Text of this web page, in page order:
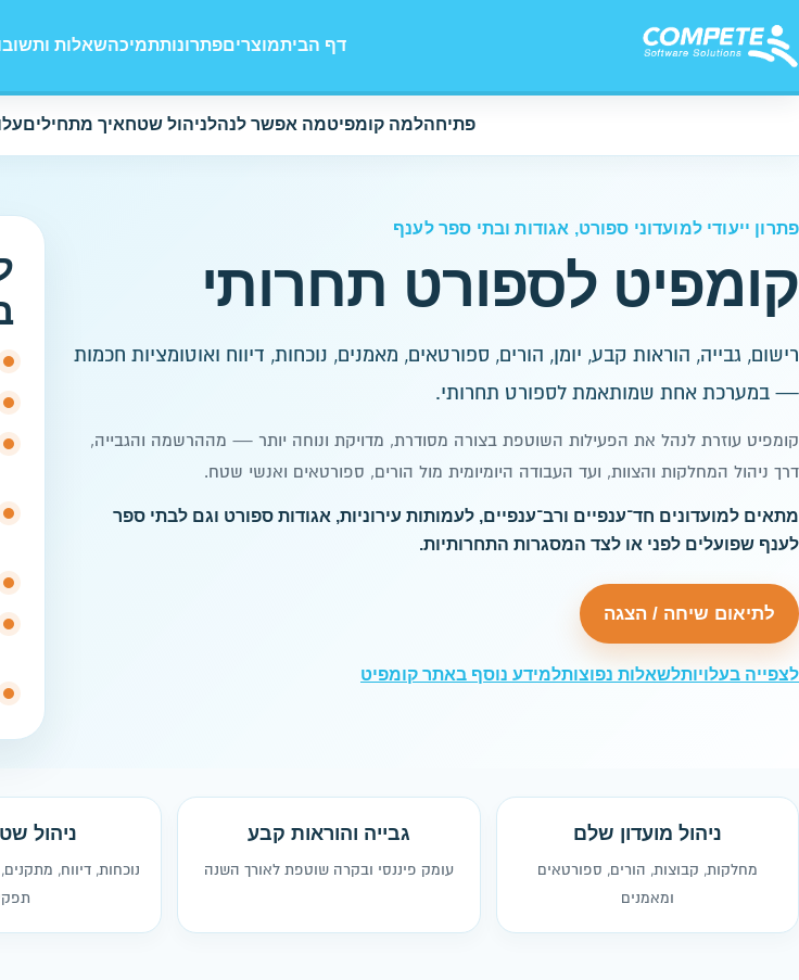
דף הביתמוצריםפתרונותתמיכהשאלות
פתיחהלמה קומפיטמה אפשר לנהלניהול שטחאיך מתחילים
פתרון ייעודי למועדוני ספורט, אגודות ובתי ספר לענף
קומפיט לספורט תחרותי
רישום, גבייה, הוראות קבע, יומן, הורים, ספורטאים, מאמנים, נוכחות, דיווח ואוטומציות חכמות
— במערכת אחת שמותאמת לספורט תחרותי.
קומפיט עוזרת לנהל את הפעילות השוטפת בצורה מסודרת, מדויקת ונוחה יותר — מההרשמה והגבייה,
דרך ניהול המחלקות והצוות, ועד העבודה היומיומית מול הורים, ספורטאים ואנשי שטח.
מתאים למועדונים חד־ענפיים ורב־ענפיים, לעמותות עירוניות, אגודות ספורט וגם לבתי ספר
לענף שפועלים לפני או לצד המסגרות התחרותיות.
לתיאום שיחה / הצגה
לצפייה בעלויותלשאלות נפוצותלמידע נוסף באתר קומפיט
ניהול מועדון שלם
מחלקות, קבוצות, הורים, ספורטאים
ומאמנים
גבייה והוראות קבע
עומק פיננסי ובקרה שוטפת לאורך השנה
ניהול
נוכחות, דיווח,